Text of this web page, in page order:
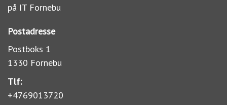
på IT Fornebu
Postadresse
Postboks 1
1330 Fornebu
Tlf:
+4769013720